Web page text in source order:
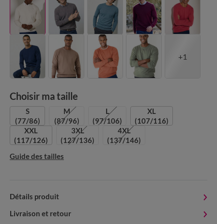
+1
Choisir ma taille
S
(77/86)
M
(87/96)
L
(97/106)
XL
(107/116)
XXL
(117/126)
3XL
(127/136)
4XL
(137/146)
Guide des tailles
Détails produit
Livraison et retour